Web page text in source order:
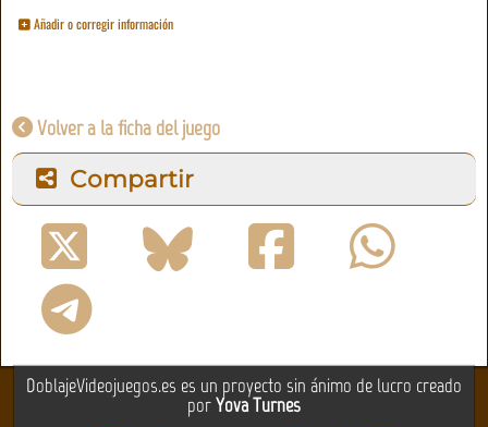
Añadir o corregir información
Volver a la ficha del juego
Compartir
DoblajeVideojuegos.es es un proyecto sin ánimo de lucro creado
porYova Turnes